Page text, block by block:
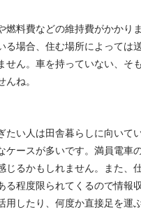
燃料費などの維持費がかかり
る場合、住む場所によっては
せん。車を持っていない、そ
ね。
たい人は田舎暮らしに向いて
ケースが多いです。満員電車
るかもしれません。また、
程度限られてくるので情報
用したり、何度か直接足を運